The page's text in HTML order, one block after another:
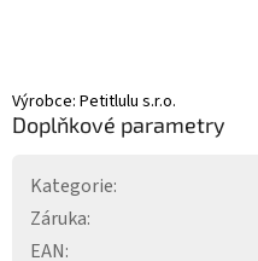
Výrobce: Petitlulu s.r.o.
Doplňkové parametry
Kategorie:
Záruka:
EAN: